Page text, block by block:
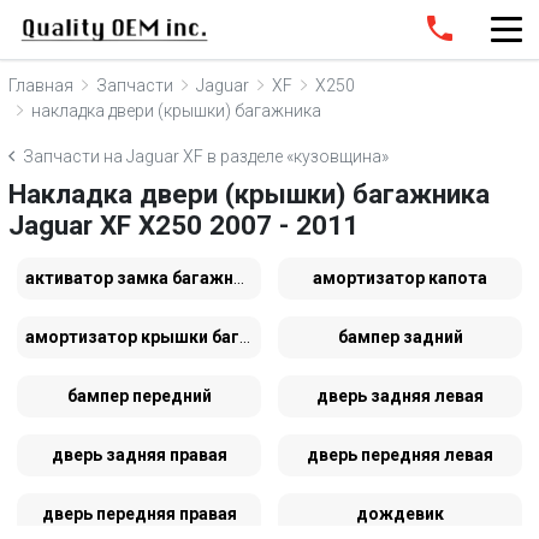
Главная Запчасти Jaguar XF
X250
накладка двери (крышки) багажника
Запчасти на Jaguar XF в разделе «кузовщина»
Накладка двери (крышки) багажника
Jaguar XF X250 2007 - 2011
амортизатор капота
бампер задний
бампер передний дверь задняя левая
дверь задняя правая дверь передняя левая
дверь передняя правая дождевик